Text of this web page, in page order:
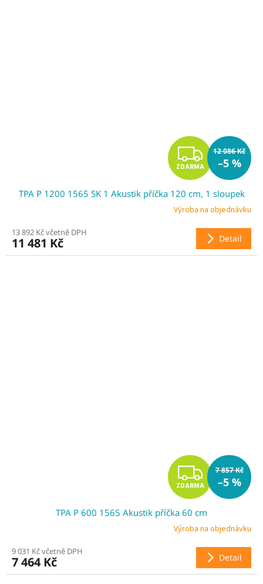
Z
D
A
R
M
ZDARMA
12 086 Kč
–5 %
TPA P 1200 1565 SK 1 Akustik příčka 120 cm, 1 sloupek
Výroba na objednávku
13 892 Kč včetně DPH
11 481 Kč Detail
Z
D
A
R
M
ZDARMA
7 857 Kč
–5 %
TPA P 600 1565 Akustik příčka 60 cm
Výroba na objednávku
9 031 Kč včetně DPH
7 464 Kč Detail